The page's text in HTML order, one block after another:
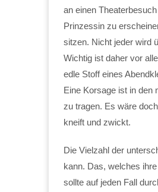
an einen
Prinzessin zu
sitzen. Nicht jeder wird
Wichtig ist daher vor
edle Stoff eines
Eine Korsage ist in den
zu tragen. Es wäre
kneift und zwickt.
Die Vielzahl der
kann. Das, welches
sollte auf jeden Fall